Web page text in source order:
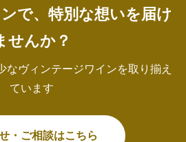
で、特別な想いを届け
せんか？
なヴィンテージワインを取り揃え
ています
・ご相談はこちら